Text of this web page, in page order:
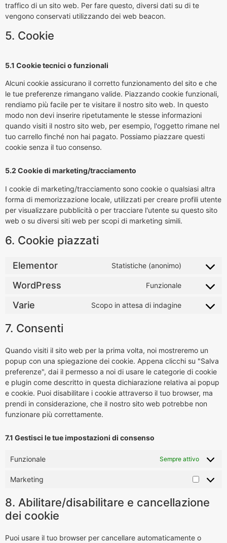
traffico di un sito web. Per fare questo, diversi dati su di te
vengono conservati utilizzando dei web beacon.
5. Cookie
5.1 Cookie tecnici o funzionali
Alcuni cookie assicurano il corretto funzionamento del sito e che
le tue preferenze rimangano valide. Piazzando cookie funzionali,
rendiamo più facile per te visitare il nostro sito web. In questo
modo non devi inserire ripetutamente le stesse informazioni
quando visiti il nostro sito web, per esempio, l'oggetto rimane nel
tuo carrello finché non hai pagato. Possiamo piazzare questi
cookie senza il tuo consenso.
5.2 Cookie di marketing/tracciamento
I cookie di marketing/tracciamento sono cookie o qualsiasi altra
forma di memorizzazione locale, utilizzati per creare profili utente
per visualizzare pubblicità o per tracciare l'utente su questo sito
web o su diversi siti web per scopi di marketing simili.
6. Cookie piazzati
Elementor Statistiche (anonimo)
WordPress Funzionale
Varie Scopo in attesa di indagine
7. Consenti
Quando visiti il sito web per la prima volta, noi mostreremo un
popup con una spiegazione dei cookie. Appena clicchi su "Salva
preferenze", dai il permesso a noi di usare le categorie di cookie
e plugin come descritto in questa dichiarazione relativa ai popup
e cookie. Puoi disabilitare i cookie attraverso il tuo browser, ma
prendi in considerazione, che il nostro sito web potrebbe non
funzionare più correttamente.
7.1 Gestisci le tue impostazioni di consenso
Funzionale Sempre attivo
Marketing
8. Abilitare/disabilitare e cancellazione
dei cookie
Puoi usare il tuo browser per cancellare automaticamente o